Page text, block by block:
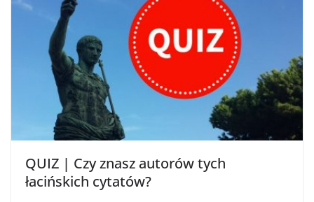
QUIZ | Czy znasz autorów tych
łacińskich cytatów?